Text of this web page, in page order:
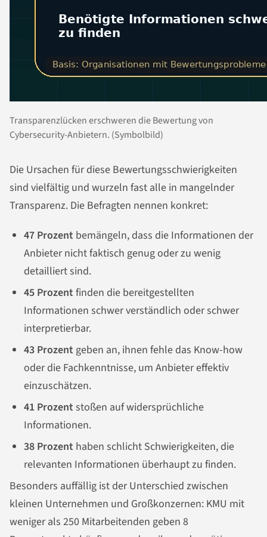
Transparenzlücken erschweren die Bewertung von
Cybersecurity-Anbietern. (Symbolbild)
Die Ursachen für diese Bewertungsschwierigkeiten
sind vielfältig und wurzeln fast alle in mangelnder
Transparenz. Die Befragten nennen konkret:
47 Prozent bemängeln, dass die Informationen der
Anbieter nicht faktisch genug oder zu wenig
detailliert sind.
45 Prozent finden die bereitgestellten
Informationen schwer verständlich oder schwer
interpretierbar.
43 Prozent geben an, ihnen fehle das Know-how
oder die Fachkenntnisse, um Anbieter effektiv
einzuschätzen.
41 Prozent stoßen auf widersprüchliche
Informationen.
38 Prozent haben schlicht Schwierigkeiten, die
relevanten Informationen überhaupt zu finden.
Besonders auffällig ist der Unterschied zwischen
kleinen Unternehmen und Großkonzernen: KMU mit
weniger als 250 Mitarbeitenden geben 8